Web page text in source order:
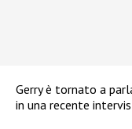
Gerry è tornato a
in una recente